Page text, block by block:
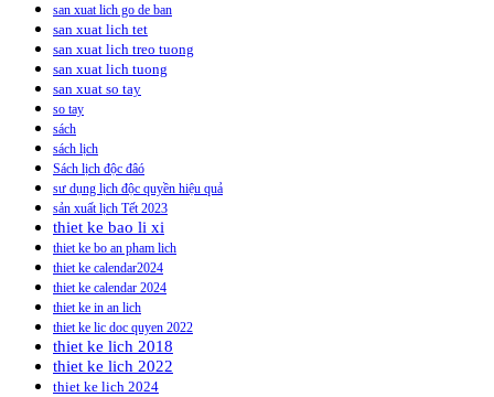
san xuat lich go de ban
san xuat lich tet
san xuat lich treo tuong
san xuat lich tuong
san xuat so tay
so tay
sách
sách lịch
Sách lịch độc đâó
sư dụng lịch độc quyền hiệu quả
sản xuất lịch Tết 2023
thiet ke bao li xi
thiet ke bo an pham lich
thiet ke calendar2024
thiet ke calendar 2024
thiet ke in an lich
thiet ke lic doc quyen 2022
thiet ke lich 2018
thiet ke lich 2022
thiet ke lich 2024